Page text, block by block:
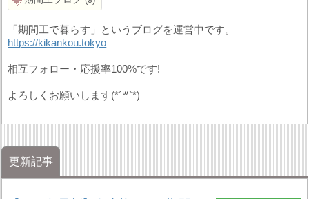
「期間工で暮らす」というブログを運営中です。
https://kikankou.tokyo
相互フォロー・応援率100%です!
よろしくお願いします(*´꒳`*)
更新記事